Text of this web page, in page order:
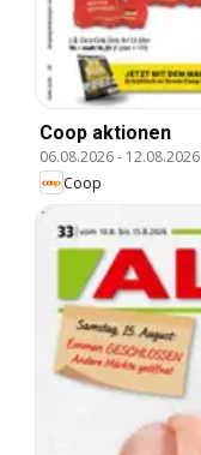
Coop aktionen
06.08.2026- 12.08.2026
Coop